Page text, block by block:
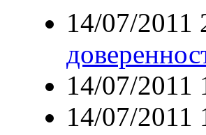
14/07/2011
14/07/2011
14/07/2011